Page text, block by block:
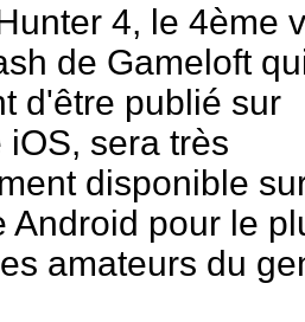
4, le 4ème
de Gameloft
d'être publié sur
iOS, sera très
disponible
Android pour le
amateurs du